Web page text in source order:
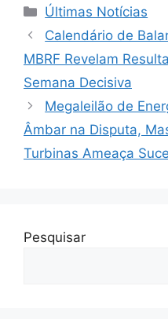
Categorias
Últimas Notícias
Calendário de
MBRF Revelam
Semana Decisiva
Megaleilão de
Âmbar na Disputa,
Turbinas Ameaça
Pesquisar